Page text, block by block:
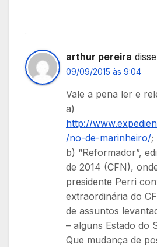
arthur pereira
09/09/2015 às 9:04
Vale a pena ler e
a)
http://
/no-de-marinheiro/;
b) “Reformador”,
de 2014 (CFN),
presidente Perri
extraordinária do
de assuntos
– alguns Estado do
Que mudança de